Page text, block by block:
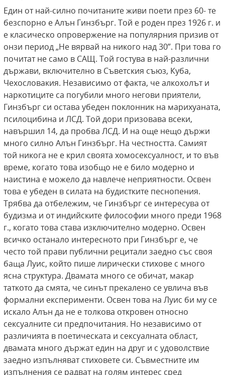
Един от най-силно почитаните живи поети през 60- те
безспорно е Алън Гинзбърг. Той е роден през 1926 г. и
е класическо опровержение на популярния призив от
онзи период „Не вярвай на никого над 30”. При това го
почитат не само в САЩ. Той гостува в най-различни
държави, включително в Съветския съюз, Куба,
Чехословакия. Независимо от факта, че алкохолът и
наркотиците са погубили много негови приятели,
Гинзбърг си остава убеден поклонник на марихуаната,
псилоцибина и ЛСД. Той дори призовава всеки,
навършил 14, да пробва ЛСД. И на още нещо държи
много силно Алън Гинзбърг. На честността. Самият
той никога не е крил своята хомосексуалност, и то във
време, когато това изобщо не е било модерно и
наистина е можело да навлече неприятности. Освен
това е убеден в силата на будистките песнопения.
Трябва да отбележим, че Гинзбърг се интересува от
будизма и от индийските философии много преди 1968
г., когато това става изключително модерно. Освен
всичко останало интересното при Гинзбърг е, че
често той прави публични рецитали заедно със своя
баща Луис, който пише лирически стихове с много
ясна структура. Двамата много се обичат, макар
таткото да смята, че синът прекалено се увлича във
формални експерименти. Освен това на Луис би му се
искало Алън да не е толкова откровен относно
сексуалните си предпочитания. Но независимо от
различията в поетическата и сексуалната област,
двамата много държат един на друг и с удоволствие
заедно изпълняват стиховете си. Съвместните им
изпълнения се радват на голям интерес сред